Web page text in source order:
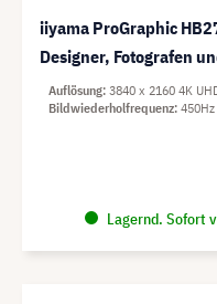
iiyama ProGraphic
Designer, Fotografen
Lagernd. Sofort
Auflösung 3840 x 2160 4K
Bildwiederholfrequenz 450Hz